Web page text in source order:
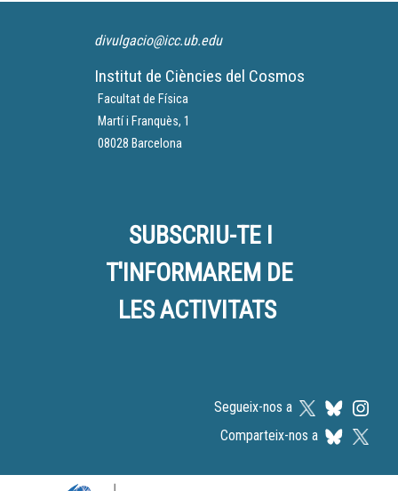
divulgacio@icc.ub.edu
Institut de Ciències del Cosmos
Facultat de Física
Martí i Franquès, 1
08028 Barcelona
SUBSCRIU-TE I
T'INFORMAREM DE
LES ACTIVITATS
Segueix-nos a
Comparteix-nos a